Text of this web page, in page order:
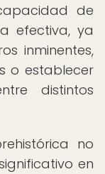
de
efectiva, ya
inminentes,
o establecer
distintos
no
en